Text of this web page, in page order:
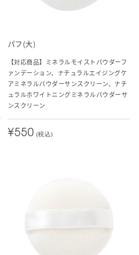
パフ(大)
【対応商品】ミネラルモイストパウダーフ
ァンデーション、ナチュラルエイジングケ
アミネラルパウダーサンスクリーン、ナチ
ュラルホワイトニングミネラルパウダーサ
ンスクリーン
¥550 (税込)